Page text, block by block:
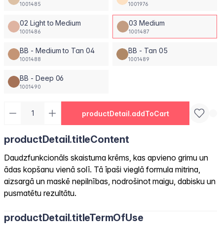
1001485 1001976
02 Light to Medium
1001486
03 Medium
1001487
BB - Medium to Tan 04
1001488
BB - Tan 05
1001489
BB - Deep 06
1001490
productDetail.addToCart
productDetail.titleContent
Daudzfunkcionāls skaistuma krēms, kas apvieno grimu un
ādas kopšanu vienā solī. Tā īpaši vieglā formula mitrina,
aizsargā un maskē nepilnības, nodrošinot maigu, dabisku un
pusmatētu rezultātu.
productDetail.titleTermOfUse